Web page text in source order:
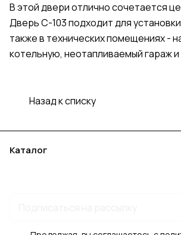
В этой двери отлично сочетается
Дверь С-103 подходит для
также в технических помещениях -
котельную, неотапливаемый гараж и
Назад к списку
Каталог